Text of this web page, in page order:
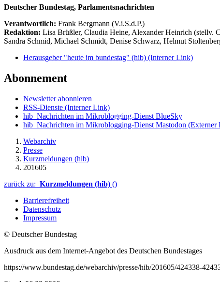
Deutscher Bundestag, Parlamentsnachrichten
Verantwortlich: Frank Bergmann (V.i.S.d.P.)
Redaktion: Lisa Brüßler, Claudia Heine, Alexander Heinrich (stellv.
Sandra Schmid, Michael Schmidt, Denise Schwarz, Helmut
Herausgeber "heute im bundestag" (hib) (Interner Link)
Abonnement
Newsletter abonnieren
RSS-Dienste (Interner Link)
hib_Nachrichten im Mikroblogging-Dienst BlueSky
hib_Nachrichten im Mikroblogging-Dienst Mastodon (Externer
Webarchiv
Presse
Kurzmeldungen (hib)
201605
zurück zu: Kurzmeldungen (hib) ()
Barrierefreiheit
Datenschutz
Impressum
© Deutscher Bundestag
Ausdruck aus dem Internet-Angebot des Deutschen Bundestages
https://www.bundestag.de/webarchiv/presse/hib/201605/424338-